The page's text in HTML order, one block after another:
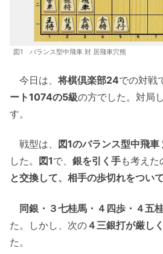
図1 バランス型中飛車 対 居飛車穴熊
今日は、将棋倶楽部24での対戦
ート1074の5級の方でした。対局
す。
戦型は、 図1のバランス型中飛
した。
図1で、 銀を引く手も考えた
と交換して、相手の歩切れをつい
同銀・３七桂馬・４四歩・４五
た。しかし、次の４三銀打が厳し
た。